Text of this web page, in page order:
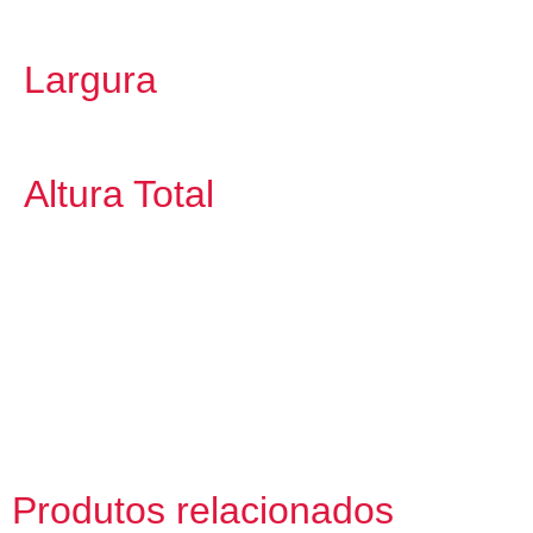
Largura
Altura Total
Produtos relacionados